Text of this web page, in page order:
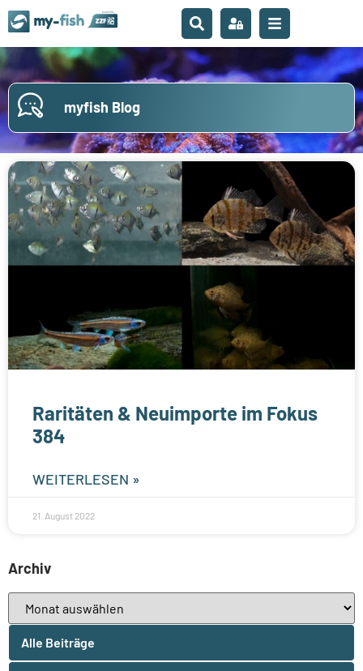
myfish Blog
Raritäten & Neuimporte im Fokus
384
WEITERLESEN »
21. August 2022
Archiv
Alle Beiträge